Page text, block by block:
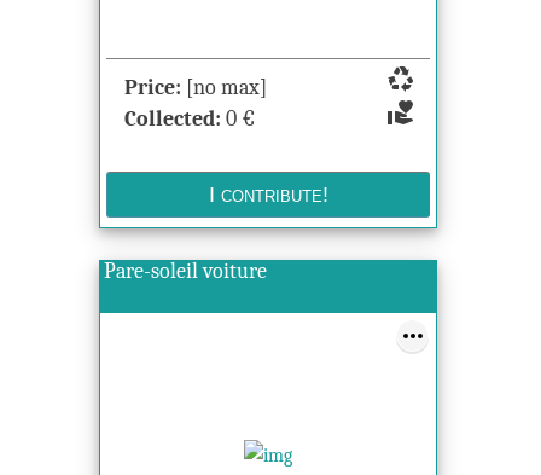
recycling
volunteer_activism
Price: [no max]
Collected: 0 €
Pare-soleil voiture